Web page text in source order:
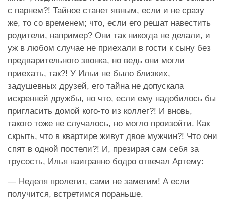
с парнем?! Тайное станет явным, если и не сразу
же, то со временем; что, если его решат навестить
родители, например? Они так никогда не делали, и
уж в любом случае не приехали в гости к сыну без
предварительного звонка, но ведь они могли
приехать, так?! У Ильи не было близких,
задушевных друзей, его тайна не допускала
искренней дружбы, но что, если ему надобилось бы
пригласить домой кого-то из коллег?! И вновь,
такого тоже не случалось, но могло произойти. Как
скрыть, что в квартире живут двое мужчин?! Что они
спят в одной постели?! И, презирая сам себя за
трусость, Илья наигранно бодро отвечал Артему:
— Неделя пролетит, сами не заметим! А если
получится, встретимся пораньше.